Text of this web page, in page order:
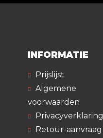
INFORMATIE
Prijslijst
Algemene
voorwaarden
Privacyverklaring
Retour-aanvraag